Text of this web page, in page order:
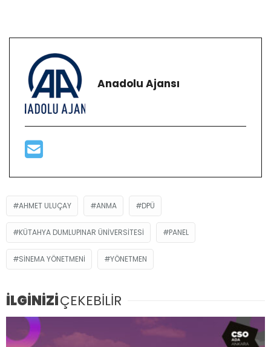
Anadolu Ajansı
AHMET ULUÇAY ANMA DPÜ
KÜTAHYA DUMLUPINAR ÜNIVERSITESI PANEL
SINEMA YÖNETMENI YÖNETMEN
İLGİNİZİÇEKEBİLİR